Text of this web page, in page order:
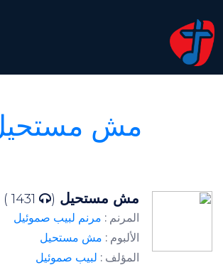
مش
مش مستحيل (
المرنم : مرنم لبيب صموئيل
الألبوم : مش مستحيل
المؤلف : لبيب صموئيل